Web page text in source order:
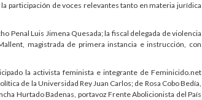
participación de voces relevantes tanto en materia jurídica
Penal Luis Jimena Quesada; la fiscal delegada de violencia
magistrada de primera instancia e instrucción, con
la activista feminista e integrante de Feminicido.net
de la Universidad Rey Juan Carlos; de Rosa Cobo Bedía,
Hurtado Badenas, portavoz Frente Abolicionista del País